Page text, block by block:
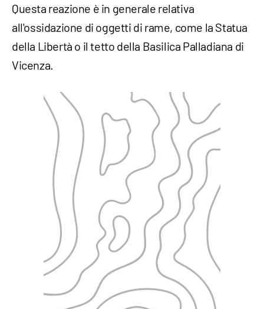
Questa reazione è in generale relativa
all'ossidazione di oggetti di rame, come la Statua
della Libertà o il tetto della Basilica Palladiana di
Vicenza.